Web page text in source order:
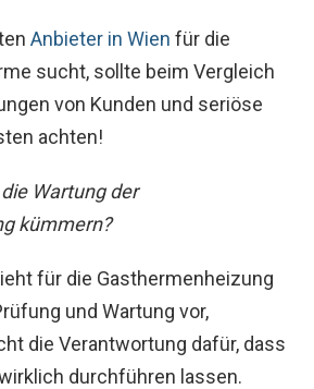
Anbieter in Wien für die
sucht, sollte beim Vergleich
von Kunden und seriöse
achten!
Wartung der
kümmern?
für die Gasthermenheizung
und Wartung vor,
die Verantwortung dafür, dass
durchführen lassen.